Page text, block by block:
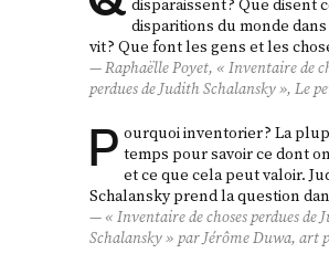
disparitions du monde
vit ? Que font les gens et les
Raphaëlle Poyet, «Inventaire de
perduesde Judith Schalansky »,Le
P ourquoi inventorier ? La
temps pour savoir ce dont
et ce que cela peut valoir.
Schalansky prend la question
«Inventaire de choses perduesde
Schalansky » par Jérôme Duwa,art